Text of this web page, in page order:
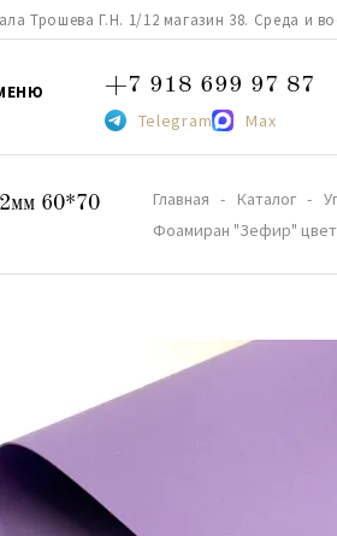
Трошева Г.Н. 1/12 магазин 38. Среда и
+7 918 699 97 87
Telegram Max
60*70 Главная Каталог
Фоамиран "Зефир"